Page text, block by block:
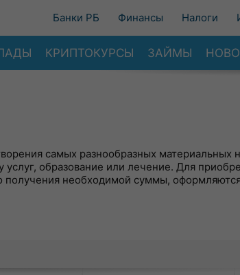
Банки РБ Финансы Налоги
КРИПТОКУРСЫ ЗАЙМЫ
самых разнообразных материальных
услуг, образование или лечение. Для
получения необходимой суммы,